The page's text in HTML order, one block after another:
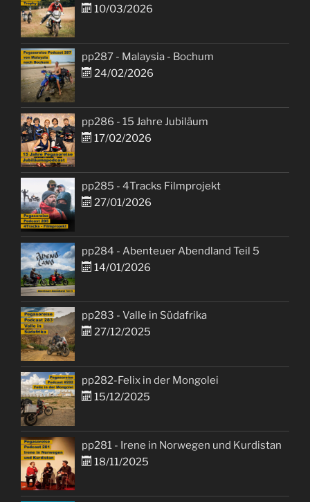
10/03/2026
pp287 - Malaysia - Bochum
24/02/2026
pp286 - 15 Jahre Jubiläum
17/02/2026
pp285 - 4Tracks Filmprojekt
27/01/2026
pp284 - Abenteuer Abendland Teil 5
14/01/2026
pp283 - Valle in Südafrika
27/12/2025
pp282-Felix in der Mongolei
15/12/2025
pp281 - Irene in Norwegen und Kurdistan
18/11/2025